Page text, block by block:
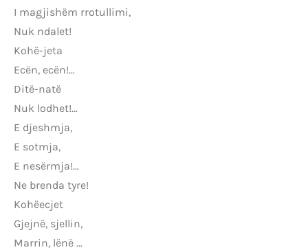
I magjishëm rrotullimi,
Nuk ndalet!
Kohë-jeta
Ecën, ecën!…
Ditë-natë
Nuk lodhet!…
E djeshmja,
E sotmja,
E nesërmja!…
Ne brenda tyre!
Kohëecjet
Gjejnë, sjellin,
Marrin, lënë …